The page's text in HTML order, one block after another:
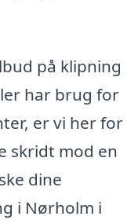
på klipning
har brug for
er vi her for
skridt mod en
dine
i Nørholm i